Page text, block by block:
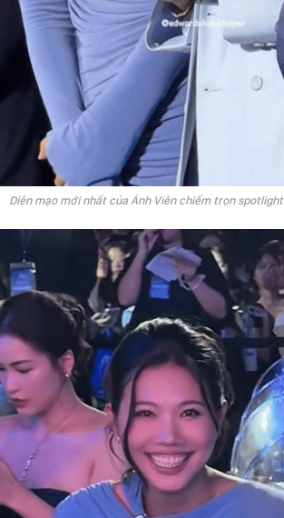
Diện mạo mới nhất của Ánh Viên chiếm trọn spotlight